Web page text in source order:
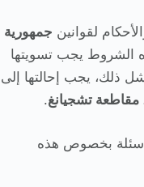
لقوانين جمهورية
الشروط يجب تسويتها
ذلك، يجب إحالتها إلى
مقاطعة تشجيانغ.
أسئلة بخصوص هذه